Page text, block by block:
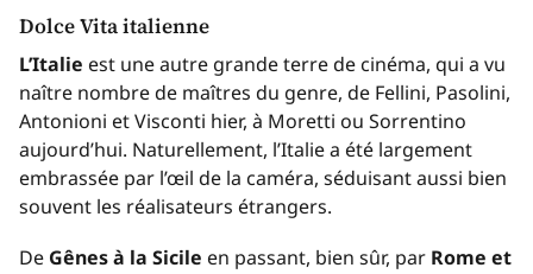
Dolce Vita italienne
L’Italie est une autre grande terre de cinéma, qui a vu
naître nombre de maîtres du genre, de Fellini, Pasolini,
Antonioni et Visconti hier, à Moretti ou Sorrentino
aujourd’hui. Naturellement, l’Italie a été largement
embrassée par l’œil de la caméra, séduisant aussi bien
souvent les réalisateurs étrangers.
De Gênes à la Sicile en passant, bien sûr, par Rome et